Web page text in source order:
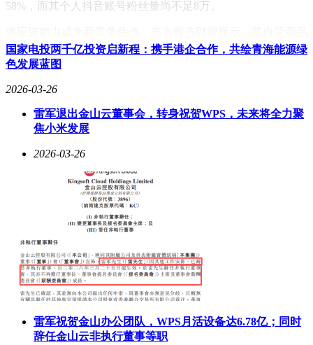
58%，而其个人抖音账号粉丝量尚不足8万。
数量从2024财年的488款激增至2026财年上半年的801款，自营
GMV占比达52.8%。这种战略转型带来显著成效：在核心主播
回升。谦寻集团则另辟蹊径，通过与谢霆锋共创"锋味派"等品
牌，构建起涵盖食品、美妆等多品类的自营体系，其微信小程
序"谦寻超级商店"上线首月即实现销售额突破3000万元。
罗永浩数字分身首秀即创造6小时5500万元GMV，京东数字人
直播功能向商家免费开放后，双12期间开播次数近2.3万次。
但技术双刃剑效应也随之显现，2025年11月，演员温峥嵘遭遇
AI换脸仿冒直播事件，引发公众对技术滥用的担忧。各平台
随后升级维权通道，抖音推出的"阻止相同侵权内容传播"功
能，可实现仿冒视频的自动拦截。
国际化布局成为头部机构新探索方向。2026年1月，三只羊网
络通过股权投资获得TikTok顶流博主"无语哥"全球独家运营
权，这位坐拥超2.3亿粉丝的塞内加尔搞笑博主，或将助力其
开拓海外直播市场。东方甄选则选择另一条路径，其中关村旗
舰店计划打造集产品展示、溯源体验、社交互动于一体的新零
售空间，设置试吃区、烘焙工坊等创新场景，探索线上线下融
国家电投两千亿投资启新程：携手港企合作，共绘青海能源绿
色发展蓝图
2026-03-26
雷军退出金山云董事会，转身祝贺WPS，未来将全力聚
焦小米发展
2026-03-26
雷军祝贺金山办公团队，WPS月活设备达6.78亿；同时
辞任金山云非执行董事等职